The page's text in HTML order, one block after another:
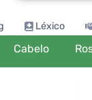
Léxico
Cabelo